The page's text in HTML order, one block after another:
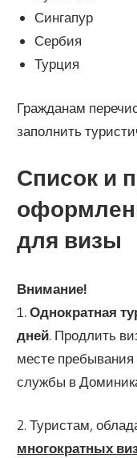
Сингапур
Сербия
Турция
Гражданам
заполнить
Список и
для визы
Внимание!
1.Однократная
дней. Продлить
месте
службы в
2. Туристам,
многократных